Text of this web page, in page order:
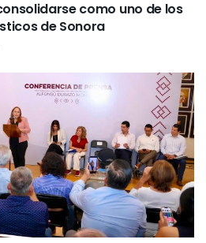
como uno de los
de Sonora